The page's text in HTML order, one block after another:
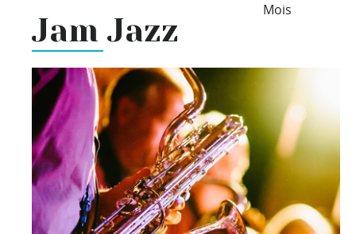
Mois
Jam Jazz